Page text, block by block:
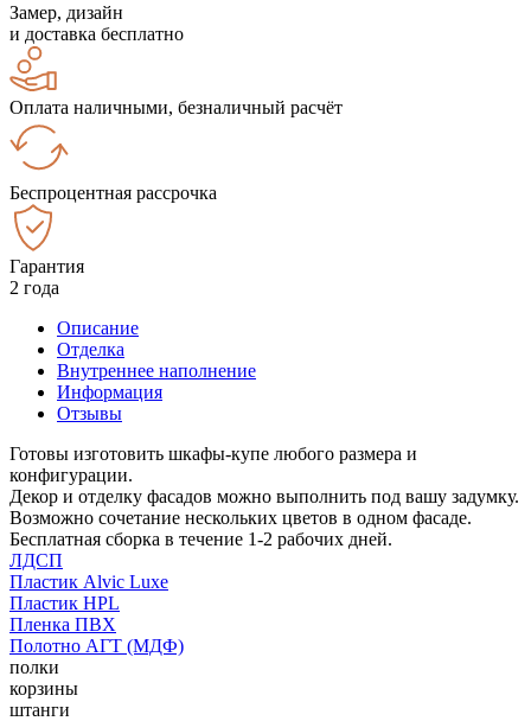
Замер, дизайн
и доставка бесплатно
Оплата наличными, безналичный расчёт
Беспроцентная рассрочка
Гарантия
2 года
Описание
Отделка
Внутреннее наполнение
Информация
Отзывы
Готовы изготовить шкафы-купе любого размера и
конфигурации.
Декор и отделку фасадов можно выполнить под вашу задумку.
Возможно сочетание нескольких цветов в одном фасаде.
Бесплатная сборка в течение 1-2 рабочих дней.
ЛДСП
Пластик Alvic Luxe
Пластик HPL
Пленка ПВХ
Полотно АГТ (МДФ)
полки
корзины
штанги